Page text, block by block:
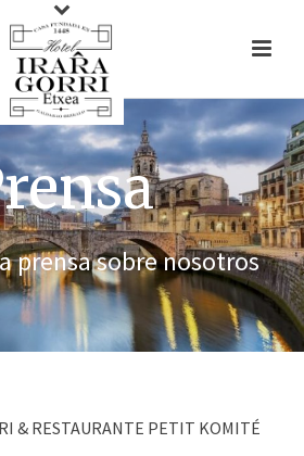
prensa sobre nosotros
& RESTAURANTE PETIT KOMITÉ